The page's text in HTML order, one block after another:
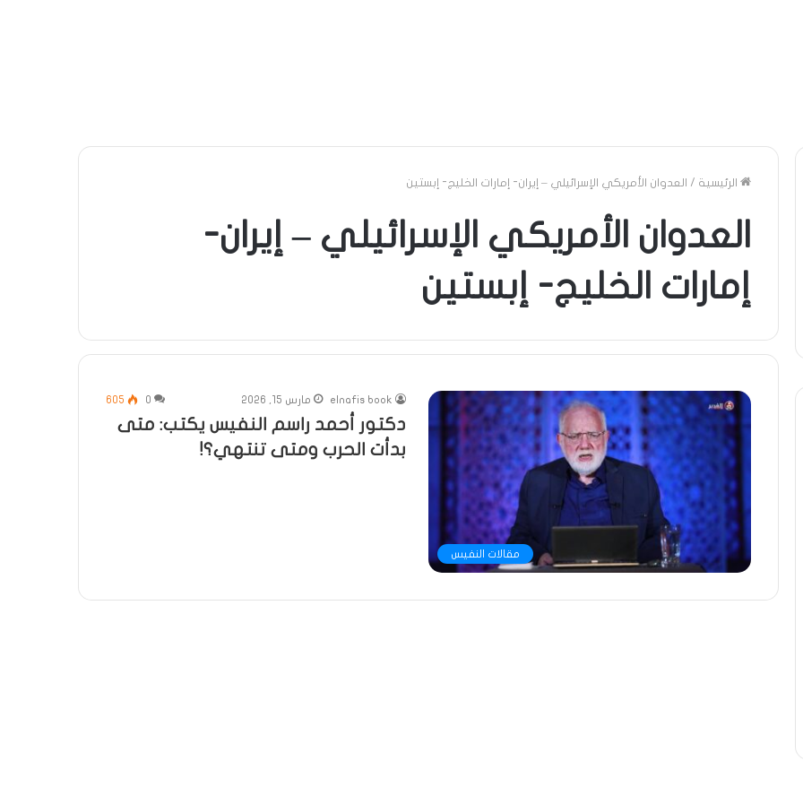
الرئيسية / العدوان الأمريكي الإسرائيلي – إيران- إمارات الخليج- إبستين
العدوان الأمريكي الإسرائيلي – إيران-
إمارات الخليج- إبستين
مقالات النفيس
elnafis book مارس 15, 2026 0
605
دكتور أحمد راسم النفيس يكتب: متى
بدأت الحرب ومتى تنتهي؟!